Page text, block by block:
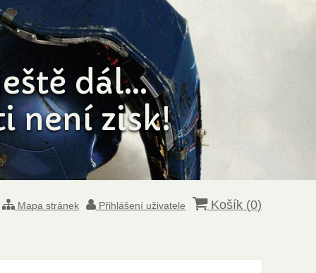
dál...
není zisk!
Mapa stránek Přihlášení uživatele Košík (0)